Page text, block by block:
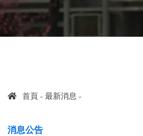
首頁 最新消息
消息公告